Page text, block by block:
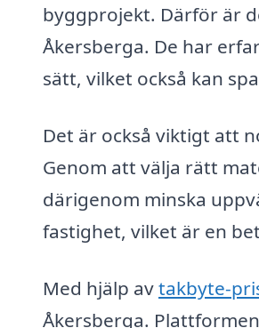
byggprojekt. Därför är
Åkersberga. De har
sätt, vilket också kan
Det är också viktigt att
Genom att välja rätt
därigenom minska
fastighet, vilket är en
Med hjälp avtakbyte-
Åkersberga.